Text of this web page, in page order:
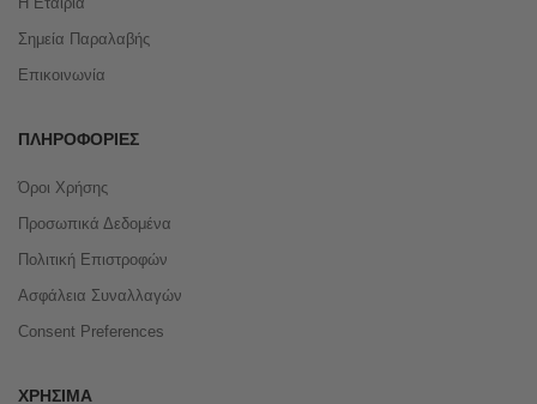
Σημεία Παραλαβής
Επικοινωνία
ΠΛΗΡΟΦΟΡΊΕΣ
Όροι Χρήσης
Προσωπικά Δεδομένα
Πολιτική Επιστροφών
Ασφάλεια Συναλλαγών
Consent Preferences
ΧΡΉΣΙΜΑ